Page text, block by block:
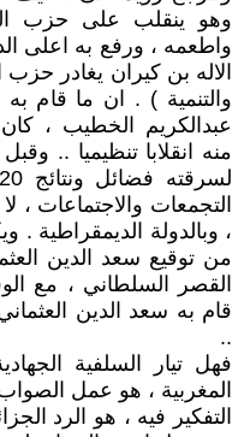
وهو ينقلب على حزب
واطعمه ، ورفع به اعلى
الاله بن كيران يغادر
والتنمية ) . ان ما قام به
عبدالكريم الخطيب ، كان
منه انقلابا تنظيميا ..
التجمعات والاجتماعات ،
، وبالدولة الديمقراطية .
من توقيع سعد الدين
القصر السلطاني ، مع
قام به سعد الدين
..
فهل تيار السلفية
المغربية ، هو عمل
التفكير فيه ، هو الرد